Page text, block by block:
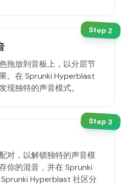
Step2
拖放到音板上，以分层节
。在 Sprunki Hyperblast
现独特的声音模式。
Step3
对，以解锁独特的声音模
你的混音，并在 Sprunki
Hyperblast 社区分